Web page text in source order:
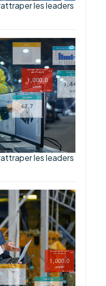
les leaders
les leaders